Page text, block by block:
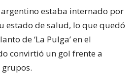
estaba internado por
estado de salud, lo que quedó
de ‘La Pulga’ en el
convirtió un gol frente a
grupos.